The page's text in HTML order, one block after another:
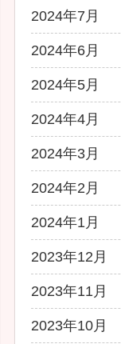
2024年7月
2024年6月
2024年5月
2024年4月
2024年3月
2024年2月
2024年1月
2023年12月
2023年11月
2023年10月